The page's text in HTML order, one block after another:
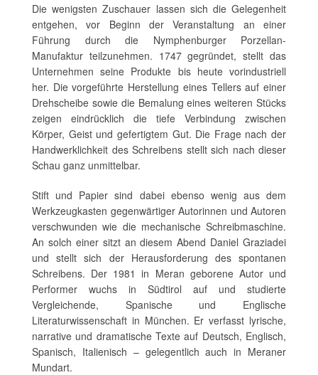
Die wenigsten Zuschauer lassen sich die Gelegenheit
entgehen, vor Beginn der Veranstaltung an einer
Führung durch die Nymphenburger Porzellan-
Manufaktur teilzunehmen. 1747 gegründet, stellt das
Unternehmen seine Produkte bis heute vorindustriell
her. Die vorgeführte Herstellung eines Tellers auf einer
Drehscheibe sowie die Bemalung eines weiteren Stücks
zeigen eindrücklich die tiefe Verbindung zwischen
Körper, Geist und gefertigtem Gut. Die Frage nach der
Handwerklichkeit des Schreibens stellt sich nach dieser
Schau ganz unmittelbar.
Stift und Papier sind dabei ebenso wenig aus dem
Werkzeugkasten gegenwärtiger Autorinnen und Autoren
verschwunden wie die mechanische Schreibmaschine.
An solch einer sitzt an diesem Abend Daniel Graziadei
und stellt sich der Herausforderung des spontanen
Schreibens. Der 1981 in Meran geborene Autor und
Performer wuchs in Südtirol auf und studierte
Vergleichende, Spanische und Englische
Literaturwissenschaft in München. Er verfasst lyrische,
narrative und dramatische Texte auf Deutsch, Englisch,
Spanisch, Italienisch – gelegentlich auch in Meraner
Mundart.